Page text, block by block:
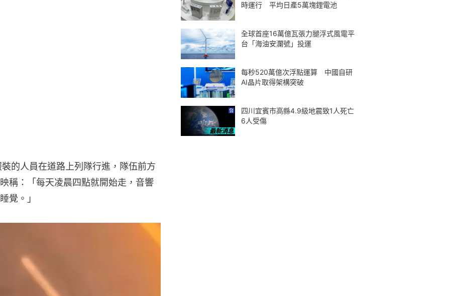
的人員在道路上列隊行進，隊伍前方
稱：「每天凌晨四點就開始走，音響
覺。」
時運行 平均日產5萬塊鋰電池
全球首座16萬億瓦張力腿浮式風電平
台「海油安瀾號」投運
每秒520萬億次浮點運算 中國自研
AI晶片取得架構突破
四川宜賓市高縣4.9級地震致1人死亡
6人受傷